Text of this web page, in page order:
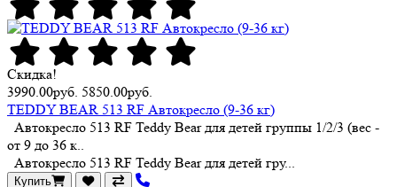
Скидка!
3990.00руб. 5850.00руб.
TEDDY BEAR 513 RF Автокресло (9-36 кг)
Автокресло 513 RF Teddy Bear для детей группы 1/2/3 (вес -
от 9 до 36 к..
Автокресло 513 RF Teddy Bear для детей гру...
Купить